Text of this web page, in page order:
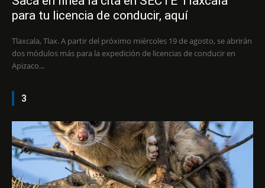
para tu licencia de conducir, aquí
Tlaxcala, Tlax. A partir del próximo miércoles 19 de agosto, se abrirán
dos módulos más para la expedición de licencias de conducir en
Apizaco...
3